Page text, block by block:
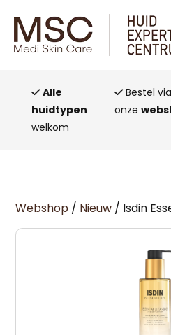
Alle
huidtypen
welkom
Bestel via
onze
Webshop / Nieuw / Isdin